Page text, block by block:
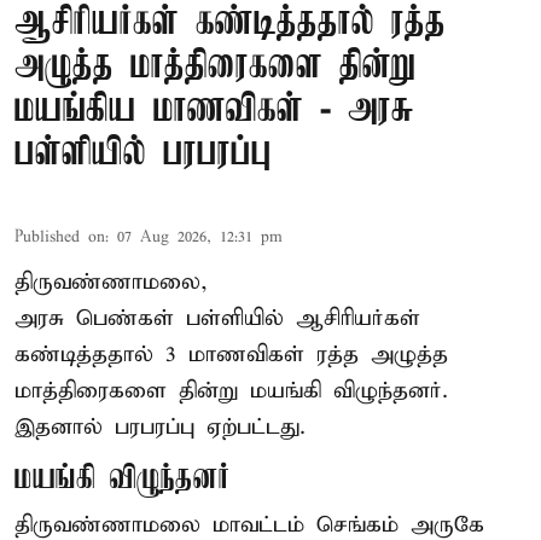
ஆசிரியர்கள் கண்டித்ததால் ரத்த
அழுத்த மாத்திரைகளை தின்று
மயங்கிய மாணவிகள் - அரசு
பள்ளியில் பரபரப்பு
Published on: 07 Aug 2026, 12:31 pm
திருவண்ணாமலை,
அரசு பெண்கள் பள்ளியில் ஆசிரியர்கள்
கண்டித்ததால் 3 மாணவிகள் ரத்த அழுத்த
மாத்திரைகளை தின்று மயங்கி விழுந்தனர்.
இதனால் பரபரப்பு ஏற்பட்டது.
மயங்கி விழுந்தனர்
திருவண்ணாமலை மாவட்டம் செங்கம் அருகே